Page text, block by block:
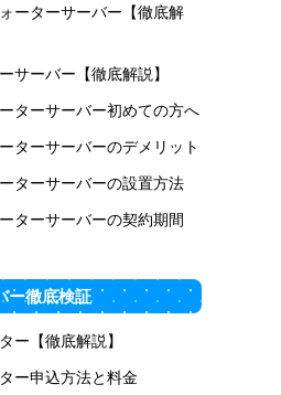
ーターサーバー【徹底解
サーバー【徹底解説】
ターサーバー初めての方へ
ターサーバーのデメリット
ターサーバーの設置方法
ターサーバーの契約期間
ー徹底検証
ー【徹底解説】
ー申込方法と料金